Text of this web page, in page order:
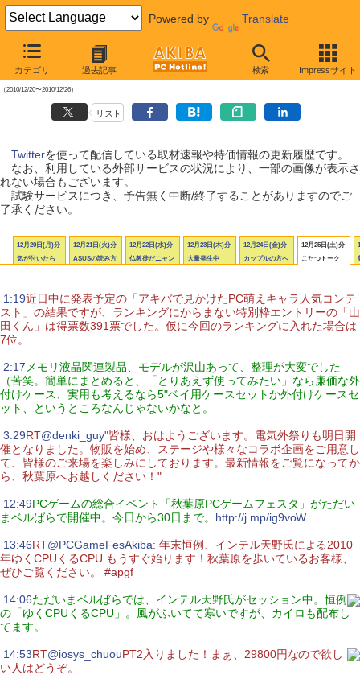
Powered by Translate
カテゴリ 過去記事 検索 Impressサイト
【 2010年12月25日号 】
AKIBA PC Hotline! Twitter更新履歴
（2010/12/20〜2010/12/26）
リスト
Twitterを使って配信している取材速報や特価情報の更新履歴です。
なお、利用している外部サービスの状況により、一部の画像が表示さ
れない場合もございます。
試験サービスにつき、予告無く中断/終了することがありますのでご
了承ください。
12月20日(月)分
気が付いたら
12月21日(火)分
ASUSの読み方
12月22日(水)分
仏教徒だニャン
12月23日(木)分
大量発生中
12月24日(金)分
カップルの方へ
12月25日(土)分
こたつトーク
1:19近日中に発表予定の「アキバで見かけたPC萌えキャラ人気コンテ
スト」の結果ですが、ランキングにからまない特別枠エントリーの「山
田くん」は得票数391票でした。仮に今回のランキングに入れた場合は
7位。
2:17 メモリ液晶関連製品、モデルが沢山あって、整理が大変でした
（苦笑。簡単にまとめると、「とりあえず使ってみたい」なら廉価な外
付けケース、実用も考えるなら5"ベイ用ケースセットか外付けケースセ
ット、というところなんじゃないかなと。
3:29RT@denki_guy"皆様、おはようございます。電気外祭りも明日開
催となりました。物販を始め、ステージや様々なコラボ企画をご用意し
て、皆様のご来場を楽しみにしております。最新情報をご覧になってか
ら、秋葉原へお越しください！"
12:49PCゲームの総合イベント「秋葉原PCゲームフェスタ」がただい
まベルばらで開催中。今日から30日まで。 http://j.mp/ig9voW
13:46RT@PCGameFesAkiba: 年末恒例、インテル天野氏による2010
年ゆくCPUくるCPU もうすぐ始ります！秋葉原を歩いているお客様、
ぜひご覧ください。 #apgf
14:06ただいまベルばらでは、インテル天野氏がセッション中。恒例
の「ゆくCPUくるCPU」。風がふいてて寒いですが、カイロも配布し
てます。
14:53RT@iosys_chuouPT2入りました！まぁ、29800円なので欲し
い人はどうぞ。